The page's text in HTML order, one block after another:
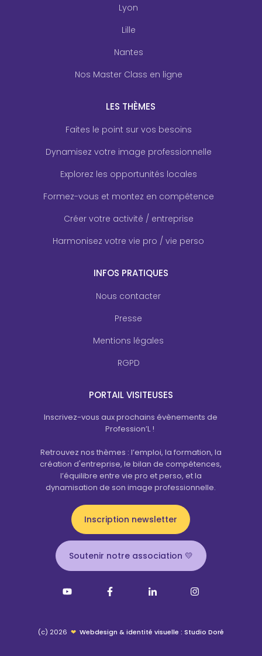
Lyon
Lille
Nantes
Nos Master Class en ligne
LES THÈMES
Faites le point sur vos besoins
Dynamisez votre image professionnelle
Explorez les opportunités locales
Formez-vous et montez en compétence
Créer votre activité / entreprise
Harmonisez votre vie pro / vie perso
INFOS PRATIQUES
Nous contacter
Presse
Mentions légales
RGPD
PORTAIL VISITEUSES
Inscrivez-vous aux prochains évènements de
Profession’L !
Retrouvez nos thèmes : l’emploi, la formation, la
création d'entreprise, le bilan de compétences,
l’équilibre entre vie pro et perso, et la
dynamisation de son image professionnelle.
Inscription newsletter
Soutenir notre association 💛
(c) 2026 ❤ Webdesign & identité visuelle : Studio Doré